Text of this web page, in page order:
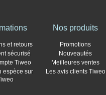
et retours
sécurisé
Tiweo
espèce sur
Nos produits
Promotions
Nouveautés
Meilleures ventes
Les avis clients Tiweo